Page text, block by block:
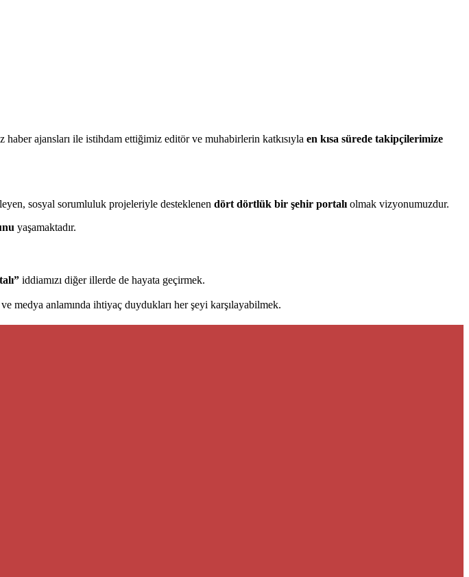
ajansları ile istihdam ettiğimiz editör ve muhabirlerin katkısıyla en kısa sürede takipçilerimize
sosyal sorumluluk projeleriyle desteklenen dört dörtlük bir şehir portalı olmak vizyonumuzdur.
yaşamaktadır.
iddiamızı diğer illerde de hayata geçirmek.
medya anlamında ihtiyaç duydukları her şeyi karşılayabilmek.